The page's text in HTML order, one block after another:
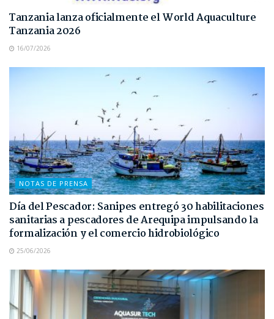
Tanzania lanza oficialmente el World Aquaculture
Tanzania 2026
16/07/2026
NOTAS DE PRENSA
Día del Pescador: Sanipes entregó 30 habilitaciones
sanitarias a pescadores de Arequipa impulsando la
formalización y el comercio hidrobiológico
25/06/2026